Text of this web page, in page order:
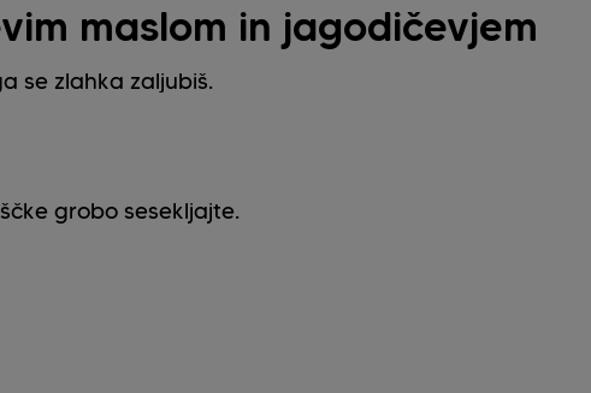
maslom in jagodičevjem
se zlahka zaljubiš.
grobo sesekljajte.